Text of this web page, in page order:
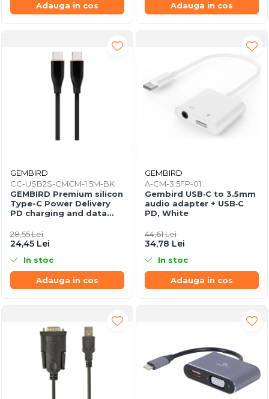
Adauga in cos Adauga in cos
GEMBIRD
CC-USB2S-CMCM-1.5M-BK
GEMBIRD Premium silicon
Type-C Power Delivery
PD charging and data
28,55 Lei
24,45 Lei
In stoc
Adauga in cos
GEMBIRD
A-CM-3.5FP-01
Gembird USB‑C to 3.5mm
audio adapter + USB‑C
PD, White
44,61 Lei
34,78 Lei
In stoc
Adauga in cos